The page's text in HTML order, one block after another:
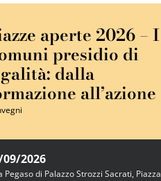
aperte 2026 – I
presidio di
dalla
all’azione
2026
Pegaso di Palazzo Strozzi Sacrati, Piazza